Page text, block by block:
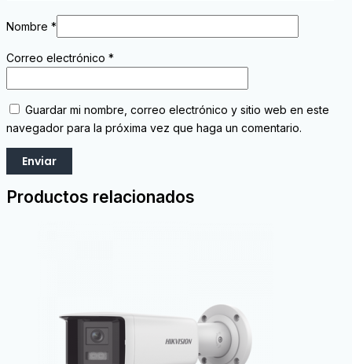
Nombre *
Correo electrónico *
Guardar mi nombre, correo electrónico y sitio web en este
navegador para la próxima vez que haga un comentario.
Productos relacionados